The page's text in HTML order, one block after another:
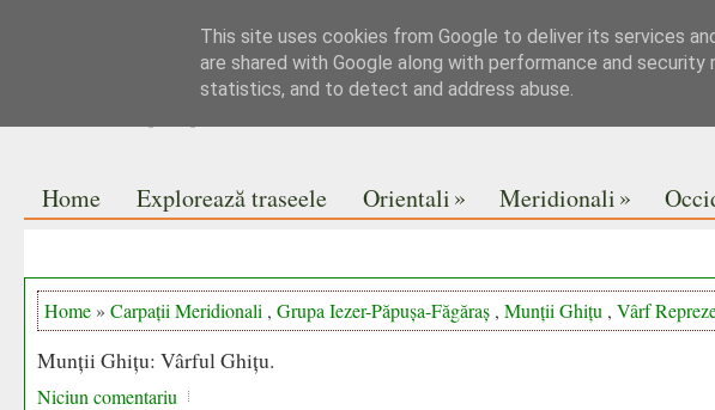
Jurnal de drumeții
Home Explorează traseele Orientali» Meridionali»
Home » Carpații Meridionali , Grupa Iezer-Păpușa-Făgăraș , Munții Ghițu , Vârf
Munții Ghițu: Vârful Ghițu.
Niciun comentariu
This site uses cookies from Google to deliver its services
are shared with Google along with performance and
statistics, and to detect and address abuse.